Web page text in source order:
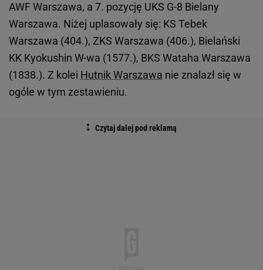
AWF Warszawa, a 7. pozycję UKS G-8 Bielany
Warszawa. Niżej uplasowały się: KS Tebek
Warszawa (404.), ZKS Warszawa (406.), Bielański
KK Kyokushin W-wa (1577.), BKS Wataha Warszawa
(1838.). Z kolei Hutnik Warszawa nie znalazł się w
ogóle w tym zestawieniu.